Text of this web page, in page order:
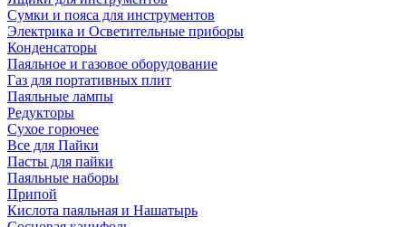
Сумки и пояса для инструментов
Электрика и Осветительные приборы
Конденсаторы
Паяльное и газовое оборудование
Газ для портативных плит
Паяльные лампы
Редукторы
Сухое горючее
Все для Пайки
Пасты для пайки
Паяльные наборы
Припой
Кислота паяльная и Нашатырь